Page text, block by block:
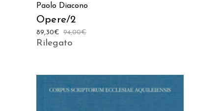
Paolo Diacono
Opere/2
94,00€
89,30€
Rilegato